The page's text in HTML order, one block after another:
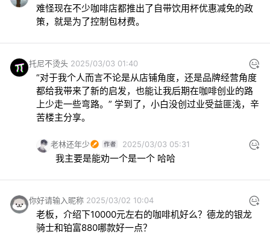
难怪现在不少咖啡店都推出了自带饮用杯优惠减免的政
策，就是为了控制包材费。
托尼不烫头 2025/03/03 01:40
“对于我个人而言不论是从店铺角度，还是品牌经营角度
都给我带来了新的启发，也能让我后期在咖啡创业的路
上少走一些弯路。” 学到了，小白没创过业受益匪浅，辛
苦楼主分享。
老林还年少 2025/03/03 05:31
我主要是能劝一个是一个 哈哈
你好请输入昵称 2025/03/02 10:04
老板，介绍下10000元左右的咖啡机好么？德龙的银龙
骑士和铂富880哪款好一点？